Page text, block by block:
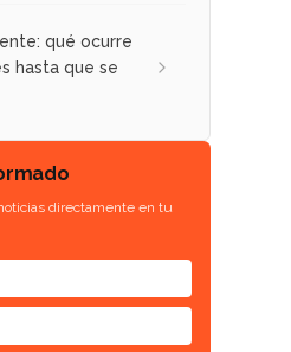
qué ocurre
hasta que se
directamente en tu